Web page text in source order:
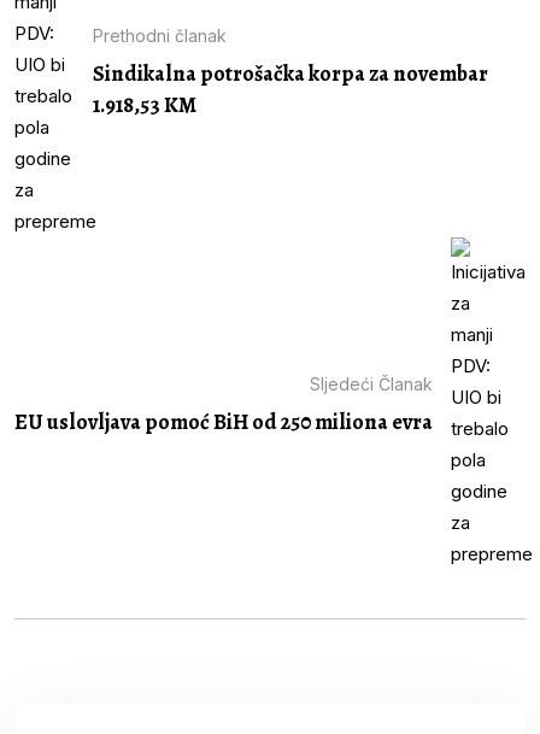
Prethodni članak
Sindikalna potrošačka korpa za novembar
1.918,53 KM
Sljedeći Članak
EU uslovljava pomoć BiH od 250 miliona evra